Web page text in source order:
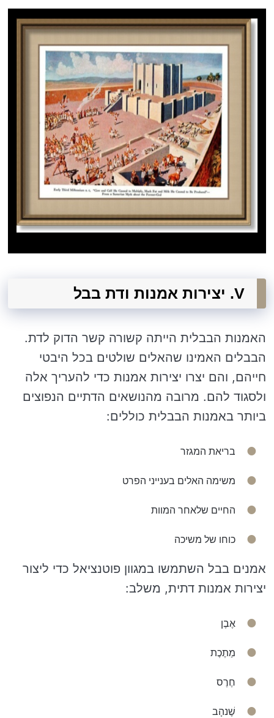
V. יצירות אמנות ודת בבל
האמנות הבבלית הייתה קשורה קשר הדוק לדת.
הבבלים האמינו שהאלים שולטים בכל היבטי
חייהם, והם יצרו יצירות אמנות כדי להעריך אלה
ולסגוד להם. מרובה מהנושאים הדתיים הנפוצים
ביותר באמנות הבבלית כוללים:
בריאת המגזר
משימה האלים בענייני הפרט
החיים שלאחר המוות
כוחו של משיכה
אמנים בבל השתמשו במגוון פוטנציאל כדי ליצור
יצירות אמנות דתית, משלב:
אֶבֶן
מַתֶכֶת
חֶרֶס
שֶׁנהָב